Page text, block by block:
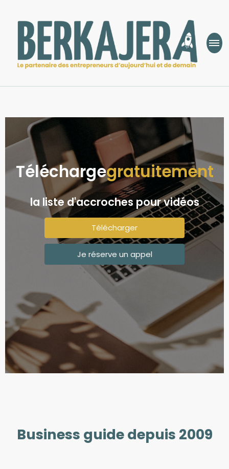
Berkajera
Téléchargegratuitement
la liste d'accroches pour vidéos
Télécharger
Je réserve un appel
Business guide depuis 2009